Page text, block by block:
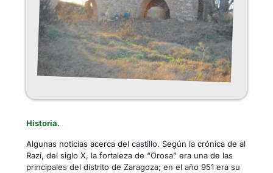
Historia.
Algunas noticias acerca del castillo. Según la crónica de al
Razí, del siglo X, la fortaleza de “Orosa” era una de las
principales del distrito de Zaragoza; en el año 951 era su